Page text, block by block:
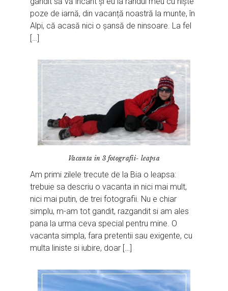
poze de iarnă, din vacanță noastră la munte, în
Alpi, că acasă nici o șansă de ninsoare. La fel
[…]
Vacanta in 3 fotografii- leapsa
Am primi zilele trecute de la Bia o leapsa:
trebuie sa descriu o vacanta in nici mai mult,
nici mai putin, de trei fotografii. Nu e chiar
simplu, m-am tot gandit, razgandit si am ales
pana la urma ceva special pentru mine. O
vacanta simpla, fara pretentii sau exigente, cu
multa liniste si iubire, doar […]